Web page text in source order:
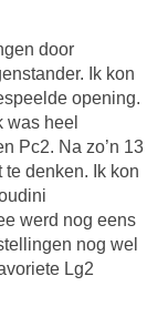
door
Ik kon
opening.
was heel
Pc2. Na zo’n 13
denken. Ik kon
werd nog eens
nog wel
Lg2